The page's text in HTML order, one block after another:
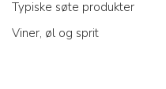
Typiske søte produkter
Viner, øl og sprit